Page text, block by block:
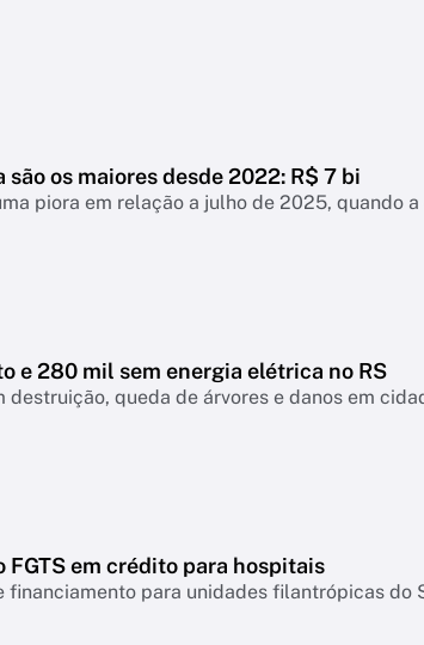
são os maiores desde 2022: R$ 7 bi
piora em relação a julho de 2025, quando
e 280 mil sem energia elétrica no RS
destruição, queda de árvores e danos em
FGTS em crédito para hospitais
financiamento para unidades filantrópicas do